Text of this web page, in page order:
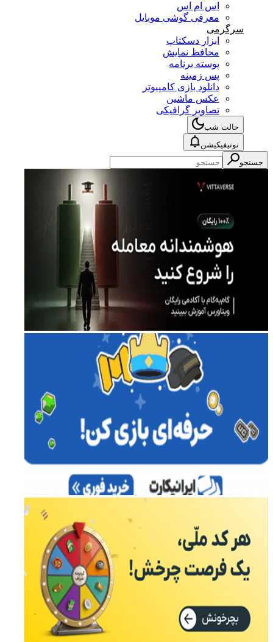
اس ام اس
معرفی گوشی موبایل
سرگرمی
ابزار دسکتاپ
محافظ نمایش
پوسته برنامه
پس زمینه
دانلود بازی کامپیوتر
عکس ماشین
تصاویر گرافیکی
حالت شب
نوتیفیکیشن
جستجو